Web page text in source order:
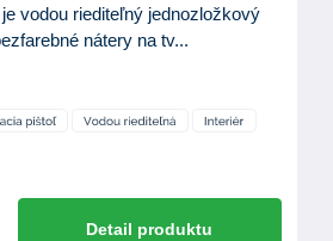
vodou riediteľný jednozložkový
nátery na tv...
Detail produktu